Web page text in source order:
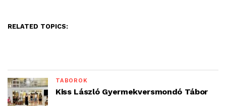
RELATED TOPICS:
TÁBOROK
Kiss László Gyermekversmondó Tábor